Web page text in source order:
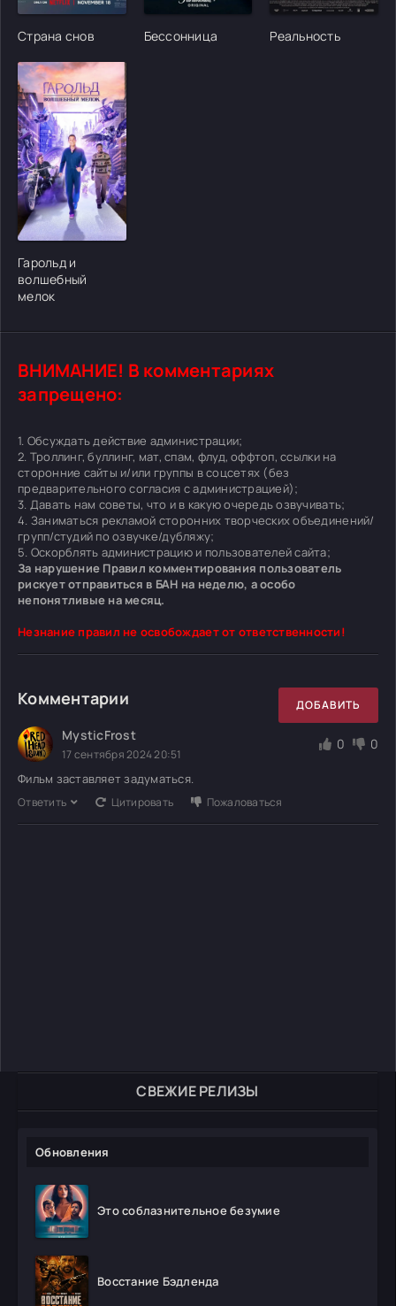
СВЕЖИЕ РЕЛИЗЫ
Обновления
Это соблазнительное безумие
Восстание Бэдленда
[/xfgiven_cvh_poster_urlcvh_poster_url]
Страна снов
[/xfgiven_cvh_poster_urlcvh_poster_url]
Бессонница
[/
Реальность
[/xfgiven_cvh_poster_urlcvh_poster_url]
Гарольд и
волшебный
мелок
ВНИМАНИЕ! В комментариях
запрещено:
1. Обсуждать действие администрации;
2. Троллинг, буллинг, мат, спам, флуд, оффтоп, ссылки на
сторонние сайты и/или группы в соцсетях (без
предварительного согласия с администрацией);
3. Давать нам советы, что и в какую очередь озвучивать;
4. Заниматься рекламой сторонних творческих объединений/
групп/студий по озвучке/дубляжу;
5. Оскорблять администрацию и пользователей сайта;
За нарушение Правил комментирования пользователь
рискует отправиться в БАН на неделю, а особо
непонятливые на месяц.
Незнание правил не освобождает от ответственности!
Комментарии ДОБАВИТЬ
MysticFrost
17 сентября 2024 20:51
0 0
Фильм заставляет задуматься.
Ответить Цитировать Пожаловаться